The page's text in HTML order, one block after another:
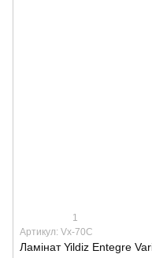
1
Артикул: Vx-70C
Ламінат Yildiz Entegre